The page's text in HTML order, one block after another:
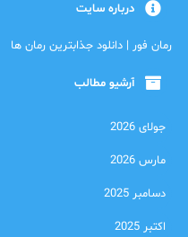
درباره سایت
رمان فور | دانلود جذابترین رمان ها
آرشیو مطالب
جولای 2026
مارس 2026
دسامبر 2025
اکتبر 2025